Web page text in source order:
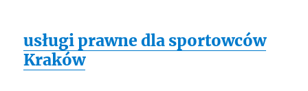
usługi prawne dla sportowców
Kraków